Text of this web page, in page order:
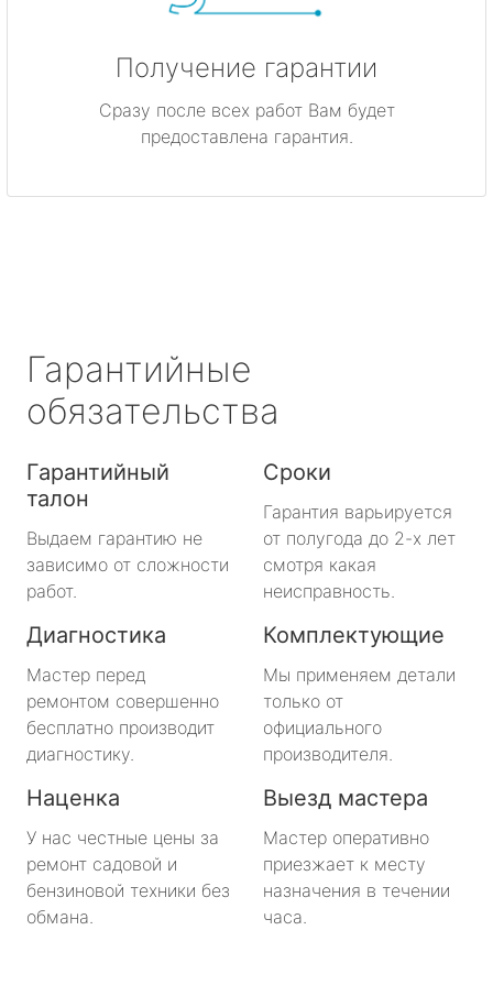
Получение гарантии
Сразу после всех работ Вам будет
предоставлена гарантия.
Гарантийные
обязательства
Гарантийный
талон
Выдаем гарантию не
зависимо от сложности
работ.
Сроки
Гарантия варьируется
от полугода до 2-х лет
смотря какая
неисправность.
Диагностика
Мастер перед
ремонтом совершенно
бесплатно производит
диагностику.
Комплектующие
Мы применяем детали
только от
официального
производителя.
Наценка
У нас честные цены за
ремонт садовой и
бензиновой техники без
обмана.
Выезд мастера
Мастер оперативно
приезжает к месту
назначения в течении
часа.